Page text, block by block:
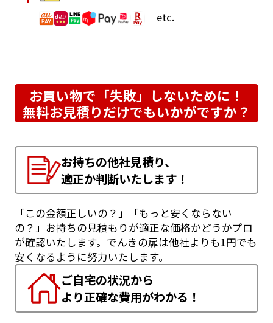
etc.
お買い物で「失敗」しないために！
無料お見積りだけでもいかがですか？
お持ちの他社見積り、
適正か判断いたします！
「この金額正しいの？」「もっと安くならない
の？」お持ちの見積もりが適正な価格かどうかプロ
が確認いたします。でんきの扉は他社よりも1円でも
安くなるように努力いたします。
ご自宅の状況から
より正確な費用がわかる！